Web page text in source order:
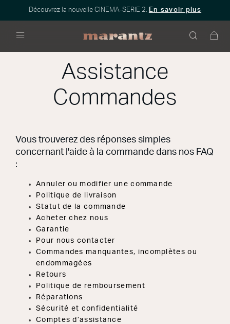
Découvrez la nouvelle CINEMA-SERIE 2. En savoir plus
Assistance
Commandes
Vous trouverez des réponses simples
concernant l'aide à la commande dans nos FAQ
:
Annuler ou modifier une commande
Politique de livraison
Statut de la commande
Acheter chez nous
Garantie
Pour nous contacter
Commandes manquantes, incomplètes ou
endommagées
Retours
Politique de remboursement
Réparations
Sécurité et confidentialité
Comptes d’assistance